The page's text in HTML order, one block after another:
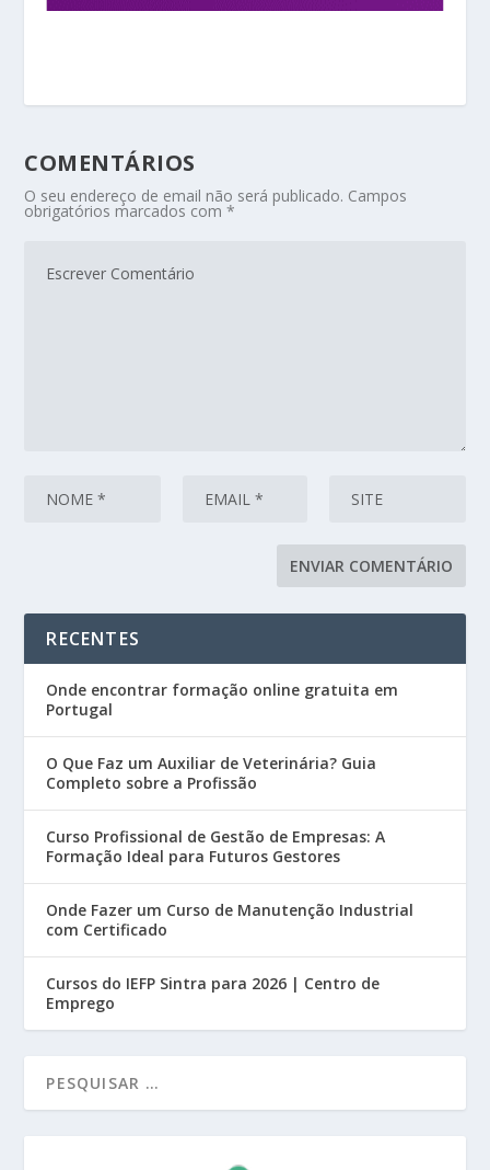
COMENTÁRIOS
O seu endereço de email não será publicado. Campos
obrigatórios marcados com*
RECENTES
Onde encontrar formação online gratuita em
Portugal
O Que Faz um Auxiliar de Veterinária? Guia
Completo sobre a Profissão
Curso Profissional de Gestão de Empresas: A
Formação Ideal para Futuros Gestores
Onde Fazer um Curso de Manutenção Industrial
com Certificado
Cursos do IEFP Sintra para 2026 | Centro de
Emprego